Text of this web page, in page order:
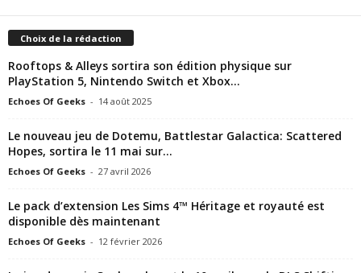
Choix de la rédaction
Rooftops & Alleys sortira son édition physique sur
PlayStation 5, Nintendo Switch et Xbox...
Echoes Of Geeks - 14 août 2025
Le nouveau jeu de Dotemu, Battlestar Galactica: Scattered
Hopes, sortira le 11 mai sur...
Echoes Of Geeks - 27 avril 2026
Le pack d’extension Les Sims 4™ Héritage et royauté est
disponible dès maintenant
Echoes Of Geeks - 12 février 2026